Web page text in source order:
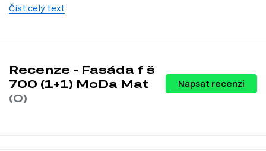
mohou tyto dvířka obohatit váš domov.
Šedozelená M05
Šedo-modrý M06
Černý M07
Číst celý text
Recenze - Fasáda f š
700 (1+1) MoDa Mat
(0)
Napsat recenzi